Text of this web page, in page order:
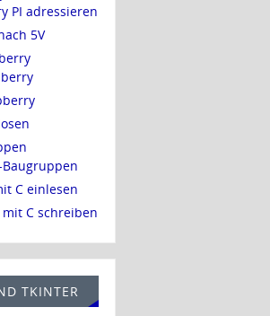
PI adressieren
5V
Baugruppen
C einlesen
C schreiben
TKINTER